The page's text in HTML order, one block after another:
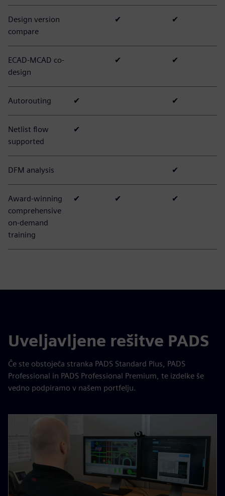
Design version
compare
✔ ✔
ECAD-MCAD co-
design
✔ ✔
Autorouting ✔ ✔
Netlist flow
supported
✔
DFM analysis ✔
Award-winning
comprehensive
on-demand
training
✔ ✔ ✔
Uveljavljene rešitve PADS
Če ste obstoječa stranka PADS Standard Plus, PADS
Professional in PADS Professional Premium, te izdelke še
vedno podpiramo v našem portfelju.